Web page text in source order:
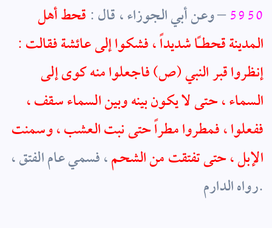
5950– وعن أبي الجوزاء ، قال :قحط أهل
المدينة قحطاً شديداً ، فشكوا إلى عائشة فقالت :
إنظروا قبر النبي (ص) فاجعلوا منه كوى إلى
السماء ، حتى لا يكون بينه وبين السماء سقف ،
ففعلوا ، فمطروا مطراً حتى نبت العشب ، وسمنت
الإبل ، حتى تفتقت من الشحم، فسمي عام الفتق ،
رواه الدارم.